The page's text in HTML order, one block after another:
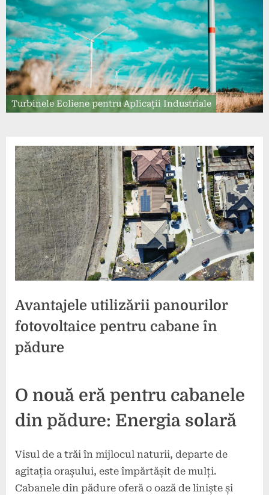
Turbinele Eoliene pentru Aplicații Industriale
Avantajele utilizării panourilor
fotovoltaice pentru cabane în
pădure
on
noiembrie
2024
O nouă eră pentru cabanele
din pădure: Energia solară
Visul de a trăi în mijlocul naturii, departe de
agitația orașului, este împărtășit de mulți.
Cabanele din pădure oferă o oază de liniște și